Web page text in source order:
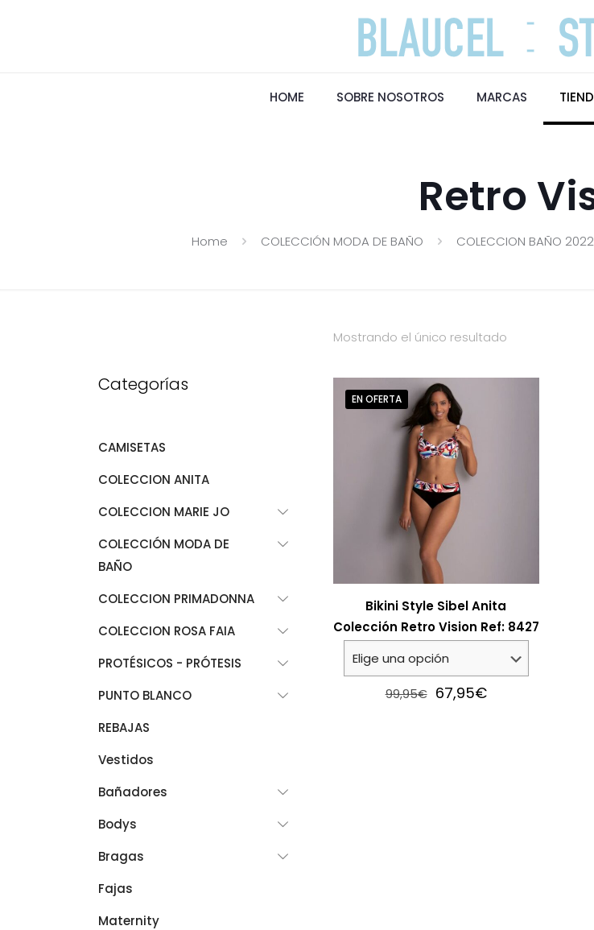
HOME SOBRE NOSOTROS MARCAS
Retro
Home COLECCIÓN MODA DE BAÑO COLECCION BAÑO 2022
Mostrando el único resultado
EN OFERTA
Bikini Style Sibel Anita
Colección Retro Vision Ref: 8427
99,95€ Original
67,95€Current
Categorías
CAMISETAS
COLECCION ANITA
COLECCION MARIE JO
COLECCIÓN MODA DE
BAÑO
COLECCION PRIMADONNA
COLECCION ROSA FAIA
PROTÉSICOS - PRÓTESIS
PUNTO BLANCO
REBAJAS
Vestidos
Bañadores
Bodys
Bragas
Fajas
Maternity